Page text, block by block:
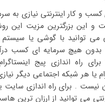
کسب و کار اینترنتی نیازی به
و این بزرگترین مزیت این
توانید با گوشی یا سیستم
بدون هیچ سرمایه ای کسب
برای راه اندازی پیج
یا هر شبکه اجتماعی دیگر
نیست . برای راه اندازی سایت
می توانید از ارزان ترین